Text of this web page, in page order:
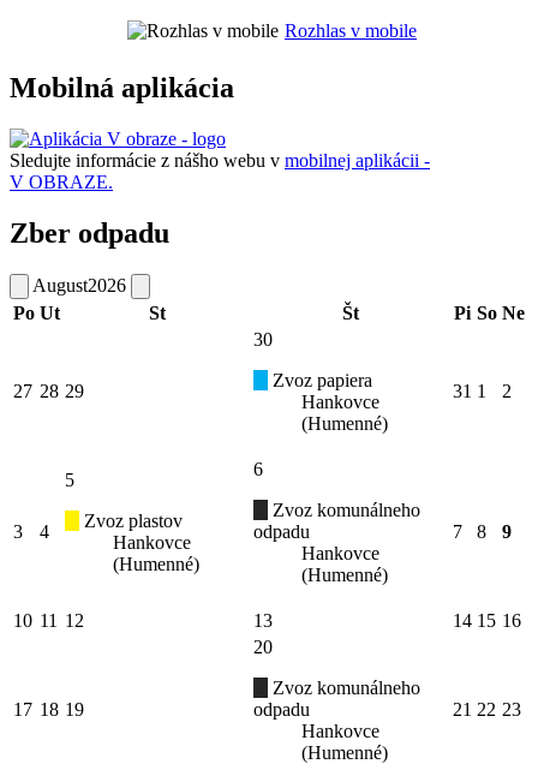
Rozhlas v mobile
Mobilná aplikácia
Sledujte informácie z nášho webu v mobilnej aplikácii -
V OBRAZE.
Zber odpadu
August2026
Po Ut St Št Pi So Ne
27 28 29
30
Zvoz papiera
Hankovce
(Humenné)
31 1 2
3 4
5
Zvoz plastov
Hankovce
(Humenné)
6
Zvoz komunálneho
odpadu
Hankovce
(Humenné)
7 8 9
10 11 12 13 14 15 16
17 18 19
20
Zvoz komunálneho
odpadu
Hankovce
(Humenné)
21 22 23